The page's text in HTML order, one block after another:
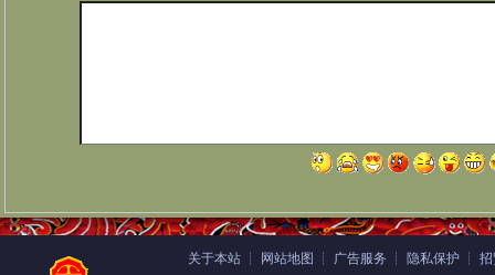
关于本站 ┊ 网站地图 ┊ 广告服务 ┊ 隐私保护 ┊